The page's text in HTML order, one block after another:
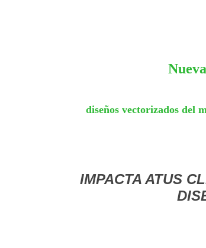
diseños vectorizados del
IMPACTA ATUS